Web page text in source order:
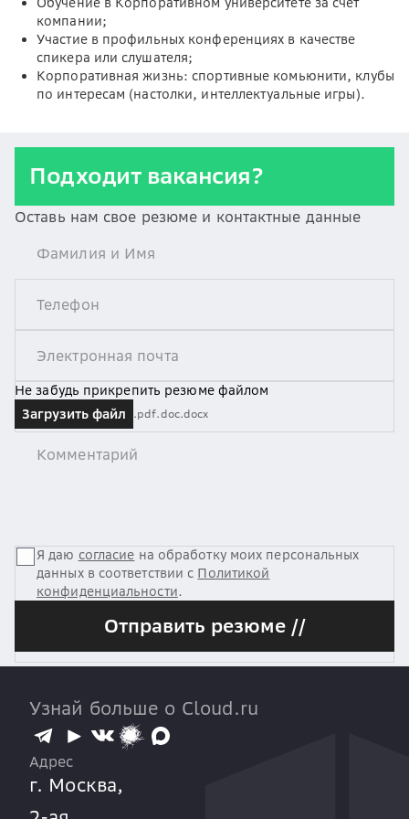
компании;
Участие в профильных конференциях в качестве
спикера или слушателя;
Корпоративная жизнь: спортивные комьюнити, клубы
по интересам (настолки, интеллектуальные игры).
Подходит вакансия?
Оставь нам свое резюме и контактные данные
Не забудь прикрепить резюме файлом
Загрузить файл
.pdf.doc.docx
Я даю согласие на обработку моих персональных
данных в соответствии с Политикой
конфиденциальности.
Отправить резюме //
Узнай больше о Cloud.ru
Адрес
г. Москва,